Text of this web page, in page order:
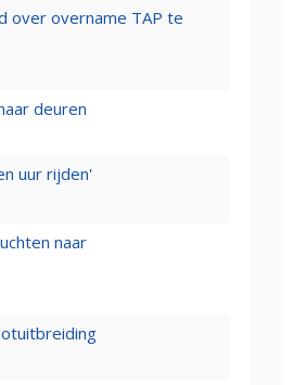
over overname TAP te
deuren
uur rijden'
naar